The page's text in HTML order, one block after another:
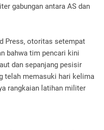
gabungan antara AS dan
Press, otoritas setempat
bahwa tim pencari kini
dan sepanjang pesisir
telah memasuki hari kelima
rangkaian latihan militer